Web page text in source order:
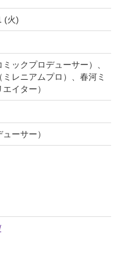
(火)
ックプロデューサー）、
レニアムプロ）、春河ミ
イター）
ーサー）